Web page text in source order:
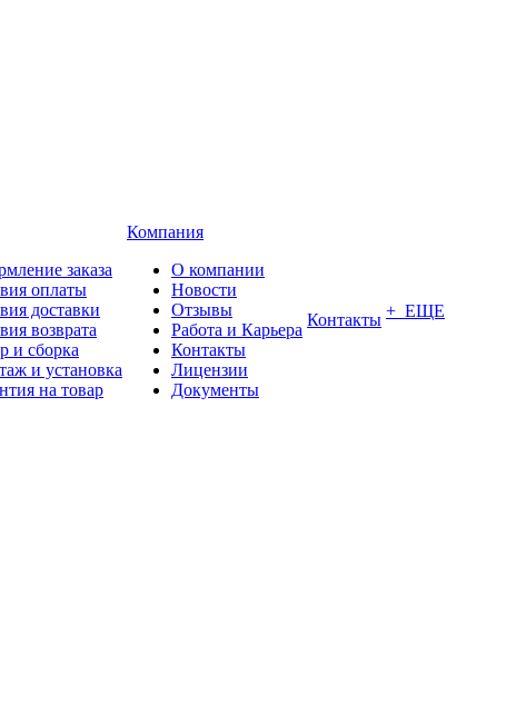
заказа
оплаты
доставки
возврата
и сборка
и установка
на товар
Компания
О компании
Новости
Отзывы
Работа и Карьера
Контакты
Лицензии
Документы
Контакты + ЕЩЕ